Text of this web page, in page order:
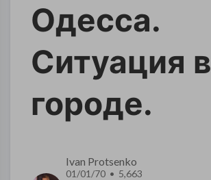
Одесса.
Ситуация в
городе.
Ivan Protsenko
01/01/70 • 5,663